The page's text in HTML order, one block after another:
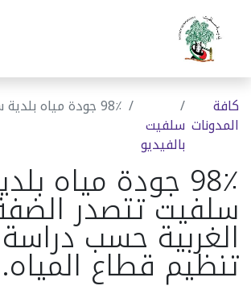
كافة
المدونات سلفيت
بالفيديو
98٪ جودة مياه بلدية سلفيت تتصدر الضفة الغربية حسب دراسة مجلس تنظيم قطاع المياه.
98٪ جودة مياه
سلفيت تتصدر
الغربية حسب
تنظيم قطاع المياه.